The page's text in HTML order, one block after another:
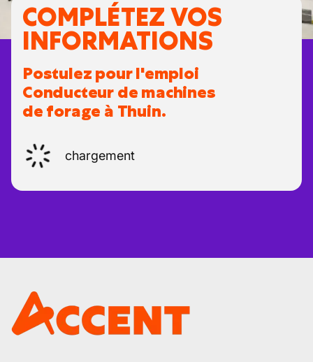
COMPLÉTEZ VOS
INFORMATIONS
Postulez pour l'emploi
Conducteur de machines
de forage à Thuin.
chargement